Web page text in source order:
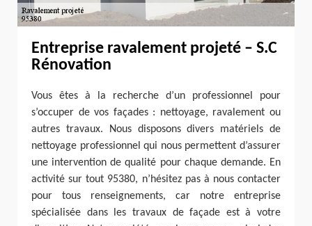
Entreprise ravalement projeté – S.C
Rénovation
Vous êtes à la recherche d’un professionnel pour
s’occuper de vos façades : nettoyage, ravalement ou
autres travaux. Nous disposons divers matériels de
nettoyage professionnel qui nous permettent d’assurer
une intervention de qualité pour chaque demande. En
activité sur tout 95380, n’hésitez pas à nous contacter
pour tous renseignements, car notre entreprise
spécialisée dans les travaux de façade est à votre